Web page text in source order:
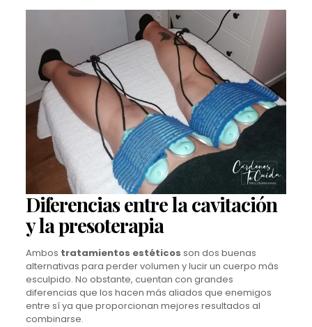
Diferencias entre la cavitación
y la presoterapia
Ambos tratamientos estéticos son dos buenas
alternativas para perder volumen y lucir un cuerpo más
esculpido. No obstante, cuentan con grandes
diferencias que los hacen más aliados que enemigos
entre sí ya que proporcionan mejores resultados al
combinarse.